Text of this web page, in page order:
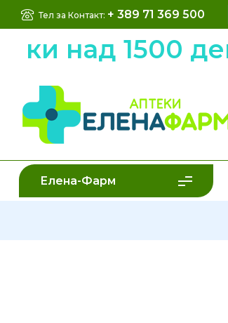
Тел за Контакт: + 389 71 369 500
над 1500
Елена-Фарм